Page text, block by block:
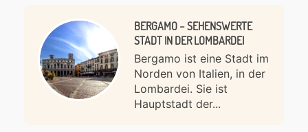
BERGAMO – SEHENSWERTE
STADT IN DER LOMBARDEI
Bergamo ist eine Stadt im
Norden von Italien, in der
Lombardei. Sie ist
Hauptstadt der...